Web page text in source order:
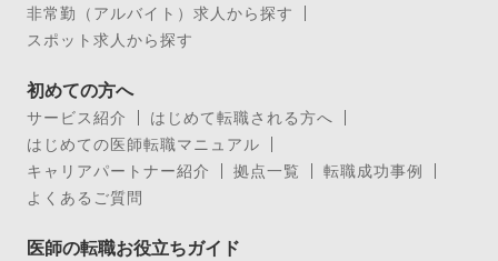
非常勤（アルバイト）求人から探す
スポット求人から探す
初めての方へ
サービス紹介
はじめて転職される方へ
はじめての医師転職マニュアル
キャリアパートナー紹介
拠点一覧
転職成功事例
よくあるご質問
医師の転職お役立ちガイド